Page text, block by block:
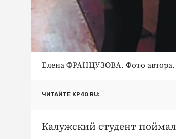
Елена ФРАНЦУЗОВА. Фото автора.
ЧИТАЙТЕ KP40.RU:
Калужский студент